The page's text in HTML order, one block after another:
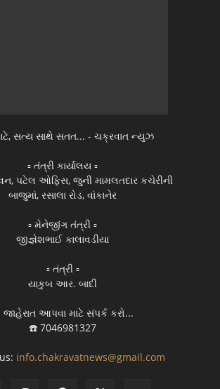
સત્ય સાથે સતત... - ચક્રવાત ન્યુઝ
▫️ તંત્રી કાર્યાલય ▫️
પટેલ ઓફિસ, જુની મામલતદાર કચેરીની
બાજુમાં, રસાલા રોડ, વાંકાનેર
▫️ મેનેજીંગ તંત્રી ▫️
જીજ્ઞેશભાઈ કાલાવડીયા
▫️ તંત્રી ▫️
યાકુબ આર. બાદી
આપવા માટે સંપર્ક કરો...
☎️ 7046981327
info.chakravatnews@gmail.com